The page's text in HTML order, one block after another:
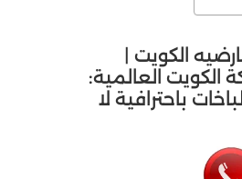
الكويت |
الكويت العالمية:
باحترافية لا